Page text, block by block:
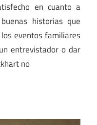
en cuanto a
historias que
eventos familiares
entrevistador o dar
no